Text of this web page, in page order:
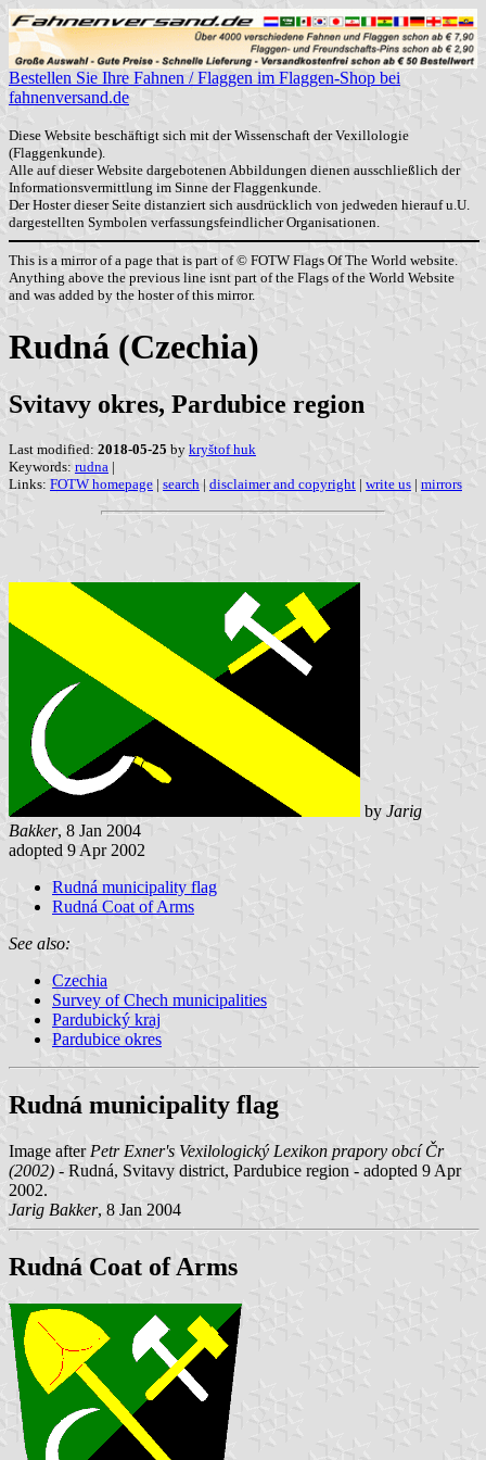
Bestellen Sie Ihre Fahnen / Flaggen im Flaggen-Shop bei
fahnenversand.de
Diese Website beschäftigt sich mit der Wissenschaft der Vexillologie
(Flaggenkunde).
Alle auf dieser Website dargebotenen Abbildungen dienen ausschließlich der
Informationsvermittlung im Sinne der Flaggenkunde.
Der Hoster dieser Seite distanziert sich ausdrücklich von jedweden hierauf u.U.
dargestellten Symbolen verfassungsfeindlicher Organisationen.
This is a mirror of a page that is part of © FOTW Flags Of The World website.
Anything above the previous line isnt part of the Flags of the World Website
and was added by the hoster of this mirror.
Rudná (Czechia)
Svitavy okres, Pardubice region
Last modified: 2018-05-25 by kryštof huk
Keywords: rudna |
Links: FOTW homepage | search | disclaimer and copyright | write us | mirrors
by Jarig
Bakker, 8 Jan 2004
adopted 9 Apr 2002
Rudná municipality flag
Rudná Coat of Arms
See also:
Czechia
Survey of Chech municipalities
Pardubický kraj
Pardubice okres
Rudná municipality flag
Image after Petr Exner's Vexilologický Lexikon prapory obcí Čr
(2002) - Rudná, Svitavy district, Pardubice region - adopted 9 Apr
2002.
Jarig Bakker, 8 Jan 2004
Rudná Coat of Arms